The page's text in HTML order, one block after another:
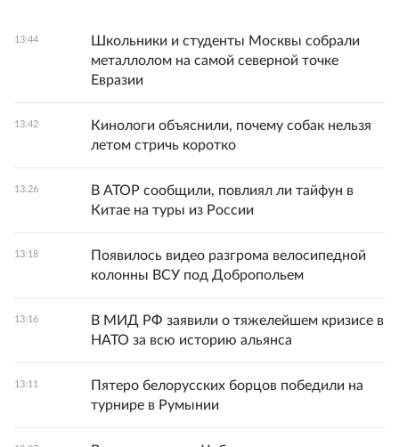
13:44
Школьники и студенты Москвы собрали
металлолом на самой северной точке
Евразии
13:42
Кинологи объяснили, почему собак нельзя
летом стричь коротко
13:26
В АТОР сообщили, повлиял ли тайфун в
Китае на туры из России
13:18
Появилось видео разгрома велосипедной
колонны ВСУ под Добропольем
13:16
В МИД РФ заявили о тяжелейшем кризисе в
НАТО за всю историю альянса
13:11
Пятеро белорусских борцов победили на
турнире в Румынии